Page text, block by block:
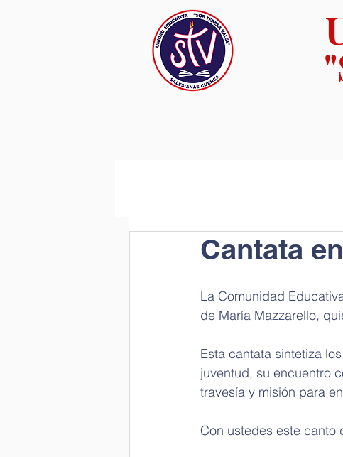
Cantata
La Comunidad
de María Mazzarello,
Esta cantata sintetiza
juventud, su encuentro
travesía y misión para
Con ustedes este canto